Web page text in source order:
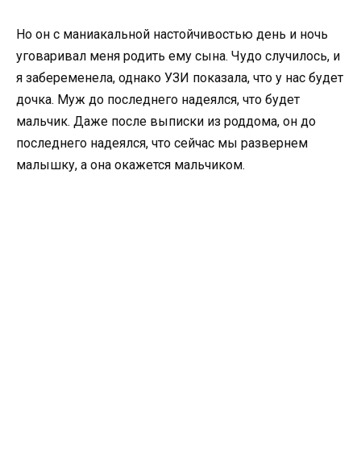
Но он с маниакальной настойчивостью день и ночь
уговаривал меня родить ему сына. Чудо случилось, и
я забеременела, однако УЗИ показала, что у нас будет
дочка. Муж до последнего надеялся, что будет
мальчик. Даже после выписки из роддома, он до
последнего надеялся, что сейчас мы развернем
малышку, а она окажется мальчиком.